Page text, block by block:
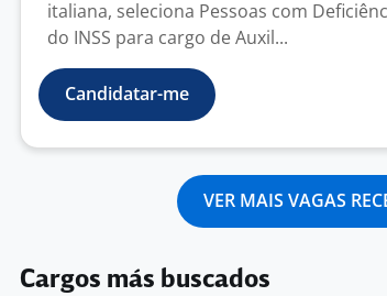
italiana, seleciona Pessoas com
do INSS para cargo de Auxil...
Candidatar-me
VER MAIS VAGAS
Cargos más buscados